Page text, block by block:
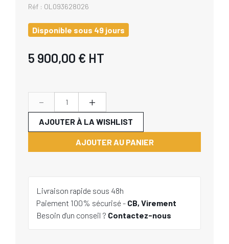
Réf : OL093628026
Disponible sous 49 jours
5 900,00 € HT
- +
AJOUTER AU PANIER
AJOUTER À LA WISHLIST
Livraison rapide sous 48h
Paiement 100% sécurisé - CB, Virement
Besoin d'un conseil ? Contactez-nous